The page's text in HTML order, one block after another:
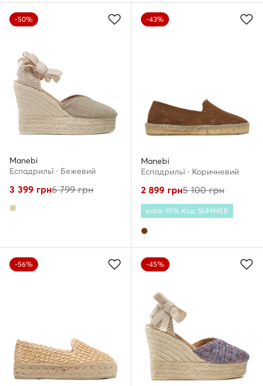
-50%
Manebi
Еспадрильї · Бежевий
3 399 грн6 799грн
-43%
Manebi
Еспадрильї · Коричневий
2 899 грн5 100грн
extra -15% Код: SUMMER
-56% -45%